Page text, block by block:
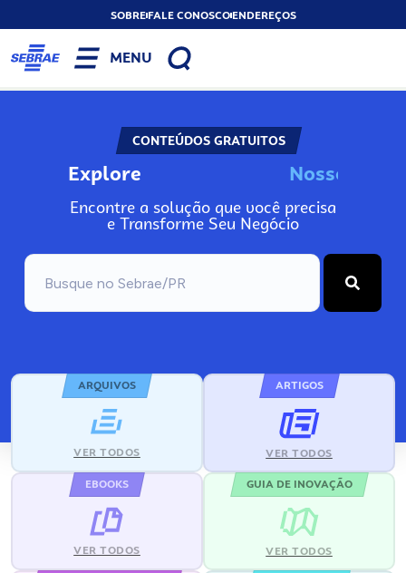
SOBREFALE CONOSCOENDEREÇOS
MENU
CONTEÚDOS GRATUITOS
Explore No
Encontre a solução que você precisa
e Transforme Seu Negócio
ARQUIVOS
VER TODOS
ARTIGOS
VER TODOS
EBOOKS
VER TODOS
GUIA DE INOVAÇÃO
VER TODOS